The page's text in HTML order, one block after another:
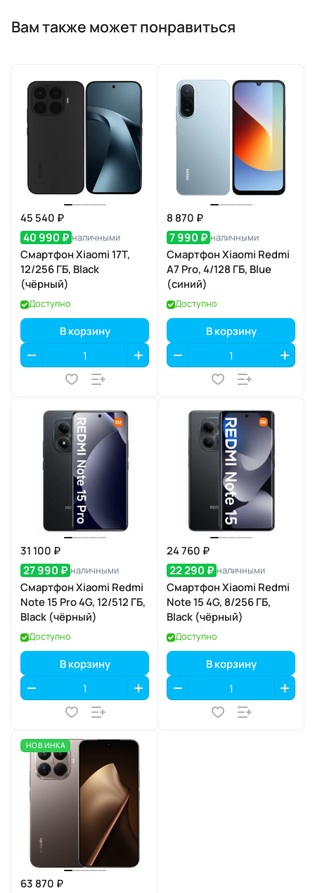
Вам также может понравиться
45 540 ₽
40 990 ₽ наличными
Смартфон Xiaomi 17T,
12/256 ГБ, Black
(чёрный)
Доступно
В корзину
8 870 ₽
7 990 ₽ наличными
Смартфон Xiaomi Redmi
A7 Pro, 4/128 ГБ, Blue
(синий)
Доступно
В корзину
31 100 ₽
27 990 ₽ наличными
Смартфон Xiaomi Redmi
Note 15 Pro 4G, 12/512 ГБ,
Black (чёрный)
Доступно
В корзину
24 760 ₽
22 290 ₽ наличными
Смартфон Xiaomi Redmi
Note 15 4G, 8/256 ГБ,
Black (чёрный)
Доступно
В корзину
НОВИНКА
63 870 ₽